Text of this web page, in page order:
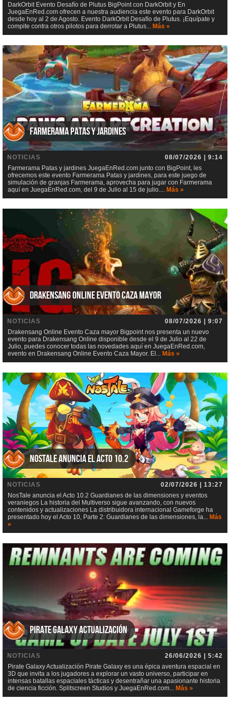
DarkOrbit Evento Desafío de Plutus BigPoint con DarkOrbit y En
JuegaEnRed.com ofrecen a nuestra audiencia este evento para DarkOrbit
desde hoy al 2 de Agosto. Evento DarkOrbit Desafío de Plutus. ¡Equípate y
compite contra otros pilotos para derrotar a Plutus... Más »
Farmerama Patas y jardines
NOTICIAS
08/07/2026 | 9:14
Farmerama Patas y jardines JuegaEnRed.com junto con BigPoint, les
ofrecemos este evento Farmerama Patas y jardines, para este juego de
simulación de granjas Farmerama, aprovecha para jugar con Farmerama
aquí en JuegaEnRed.com, del 9 de Julio al 15 de julio.... Más »
Drakensang Online Evento Caza mayor
NOTICIAS
08/07/2026 | 9:07
Drakensang Online Evento Caza mayor Bigpoint nos presenta un nuevo
evento para Drakensang Online disponible desde el 9 de Julio al 22 de
Julio, puedes conocer todas las novedades aquí en JuegaEnRed.com,
evento en Drakensang Online Evento Caza Mayor. El... Más »
NosTale anuncia el Acto 10.2
NOTICIAS
02/07/2026 | 13:27
NosTale anuncia el Acto 10.2 Guardianes de las dimensiones y eventos
veraniegos La historia del Multiverso sigue avanzando, con nuevos
contenidos y actualizaciones La distribuidora internacional Gameforge ha
presentado hoy el Acto 10, Parte 2: Guardianes de las dimensiones, la... Más
»
Pirate Galaxy Actualización
NOTICIAS
26/06/2026 | 5:42
Pirate Galaxy Actualización Pirate Galaxy es una épica aventura espacial en
3D que invita a los jugadores a explorar un vasto universo, participar en
intensas batallas espaciales tácticas y desentrañar una apasionante historia
de ciencia ficción. Splitscreen Studios y JuegaEnRed.com... Más »